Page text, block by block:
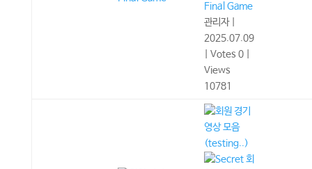
Final Game
관리자
2025.07.09
Votes 0
Views
10781
회